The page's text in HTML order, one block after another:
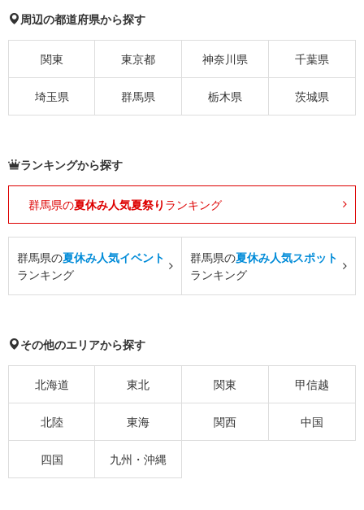
周辺の都道府県から探す
関東 東京都 神奈川県 千葉県
埼玉県 群馬県 栃木県 茨城県
ランキングから探す
群馬県の夏休み人気夏祭り ランキング
群馬県の夏休み人気イベント
ランキング
群馬県の夏休み人気スポット
ランキング
その他のエリアから探す
北海道 東北 関東 甲信越
北陸 東海 関西 中国
四国 九州・沖縄